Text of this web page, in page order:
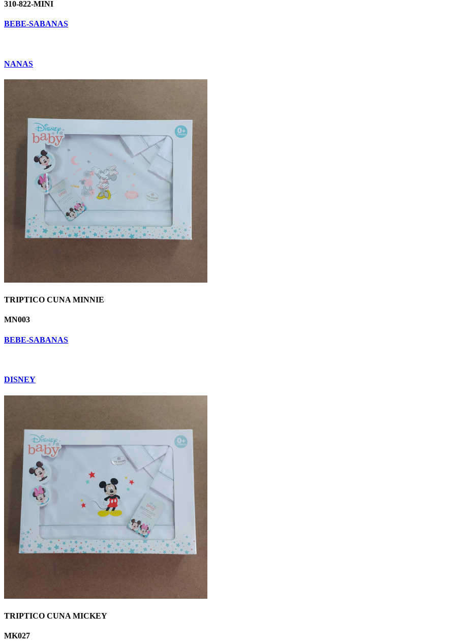
310-822-MINI
BEBE-SABANAS
NANAS
TRIPTICO CUNA MINNIE
MN003
BEBE-SABANAS
DISNEY
TRIPTICO CUNA MICKEY
MK027